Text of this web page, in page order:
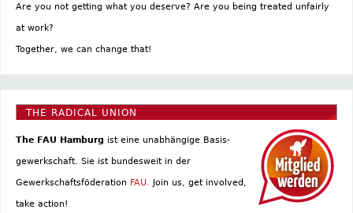
Are you not getting what you deserve? Are you being treated unfairly
at work?
Together, we can change that!
THE RADICAL UNION
The FAU Hamburg ist eine un­abhängige Basis­
gewerkschaft. Sie ist bundesweit in der
Gewerkschaftsföderation FAU. Join us, get involved,
take action!